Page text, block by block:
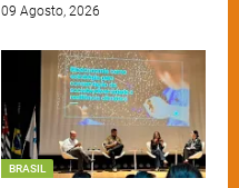
09 Agosto, 2026
BRASIL